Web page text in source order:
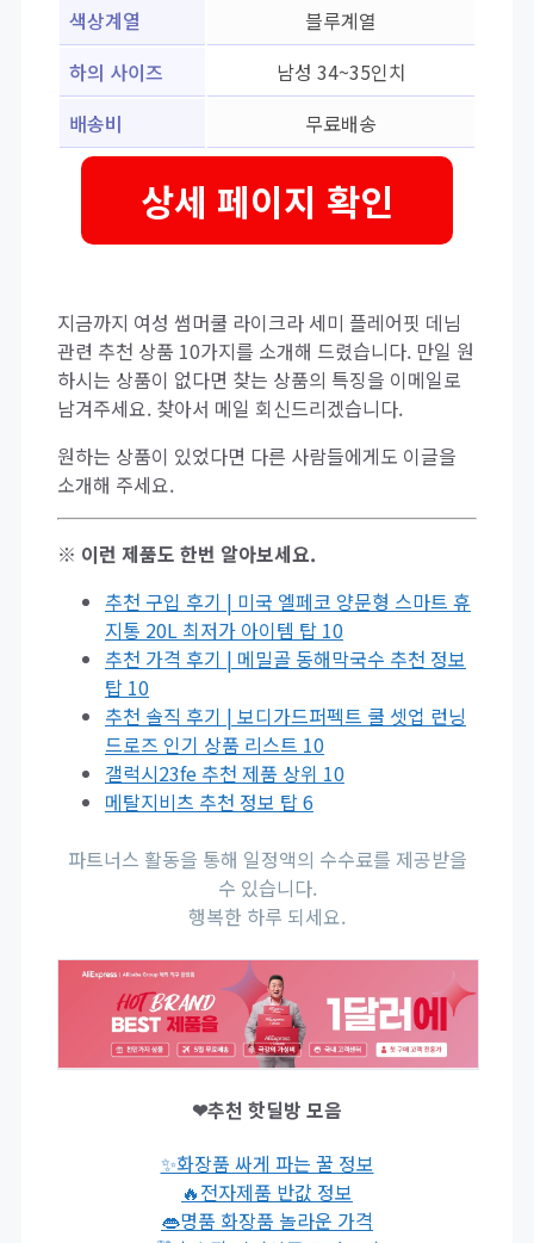
색상계열
블루계열
하의 사이즈
남성 34~35인치
배송비
무료배송
상세 페이지 확인
지금까지 여성 썸머쿨 라이크라 세미 플레어핏 데님
관련 추천 상품 10가지를 소개해 드렸습니다. 만일 원
하시는 상품이 없다면 찾는 상품의 특징을 이메일로
남겨주세요. 찾아서 메일 회신드리겠습니다.
원하는 상품이 있었다면 다른 사람들에게도 이글을
소개해 주세요.
※ 이런 제품도 한번 알아보세요.
추천 구입 후기 | 미국 엘페코 양문형 스마트 휴
지통 20L 최저가 아이템 탑 10
추천 가격 후기 | 메밀골 동해막국수 추천 정보
탑 10
추천 솔직 후기 | 보디가드퍼펙트 쿨 셋업 런닝
드로즈 인기 상품 리스트 10
갤럭시23fe 추천 제품 상위 10
메탈지비츠 추천 정보 탑 6
파트너스 활동을 통해 일정액의 수수료를 제공받을
수 있습니다.
행복한 하루 되세요.
❤추천 핫딜방 모음
✨화장품 싸게 파는 꿀 정보
🔥전자제품 반값 정보
👄명품 화장품 놀라운 가격